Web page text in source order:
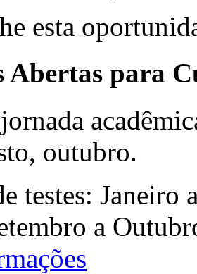
esta
Abertas para
outubro.
testes:
a